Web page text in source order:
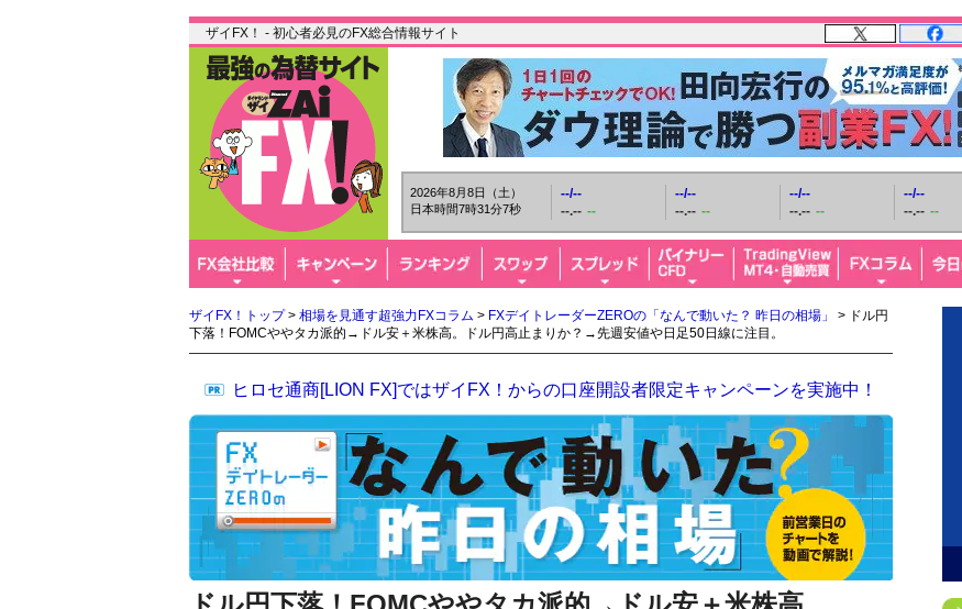
ザイFX！ - 初心者必見のFX総合情報サイト
2026年8月8日（土）
日本時間7時31分8秒
--/--
--.-- --
--/--
--.-- --
--/--
--.-- --
--/--
--.-- --
ザイFX！トップ> 相場を見通す超強力FXコラム > FXデイトレーダーZEROの「なんで動いた？ 昨日の相場」
> ドル円
下落！FOMCややタカ派的→ドル安＋米株高。ドル円高止まりか？→先週安値や日足50日線に注目。
ヒロセ通商[LION FX]ではザイFX！からの口座開設者限定キャンペーンを実施中！